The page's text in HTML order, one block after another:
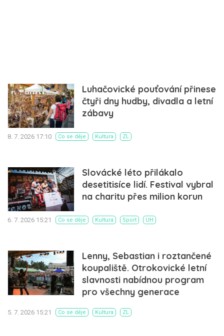
Luhačovické pouťování přinese
čtyři dny hudby, divadla a letní
zábavy
8. 7. 2026 17:10 Co se děje Kultura ZL
Slovácké léto přilákalo
desetitisíce lidí. Festival vybral
na charitu přes milion korun
6. 7. 2026 15:21 Co se děje Kultura Sport UH
Lenny, Sebastian i roztančené
koupaliště. Otrokovické letní
slavnosti nabídnou program
pro všechny generace
5. 7. 2026 15:21 Co se děje Kultura ZL